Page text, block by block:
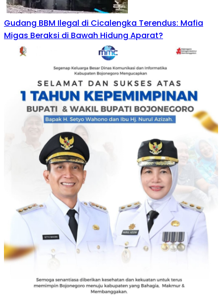
Gudang BBM Ilegal di Cicalengka Terendus: Mafia
Migas Beraksi di Bawah Hidung Aparat?